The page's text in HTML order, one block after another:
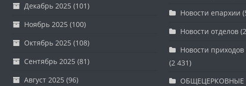
Декабрь 2025 (101)
Ноябрь 2025 (100)
Октябрь 2025 (108)
Сентябрь 2025 (81)
Август 2025 (96)
Новости епархии
Новости отделов
Новости
(2 431)